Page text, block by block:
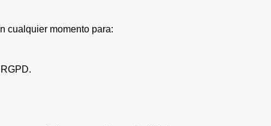
cualquier momento para: